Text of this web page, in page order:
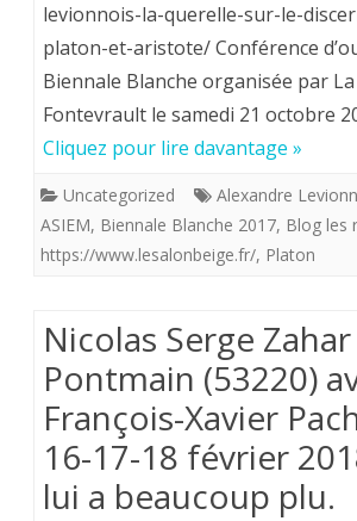
“culte”
Daniel
Rabourdin
levionnois-la-querelle-sur-le-
platon-et-aristote/ Conférence
Biennale Blanche organisée par
Fontevrault le samedi 21 octobre
Cliquez pour lire davantage »
Uncategorized Alexandre
ASIEM, Biennale Blanche 2017, Blog les
https://www.lesalonbeige.fr/, Platon
Nicolas Serge
Pontmain (53220)
François-Xavier
16-17-18 février
lui a beaucoup plu.